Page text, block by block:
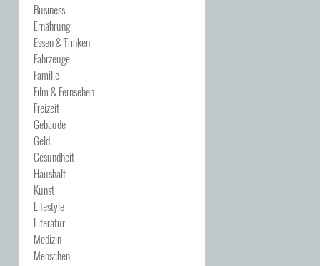
Business
Ernährung
Essen & Trinken
Fahrzeuge
Familie
Film & Fernsehen
Freizeit
Gebäude
Geld
Gesundheit
Haushalt
Kunst
Lifestyle
Literatur
Medizin
Menschen